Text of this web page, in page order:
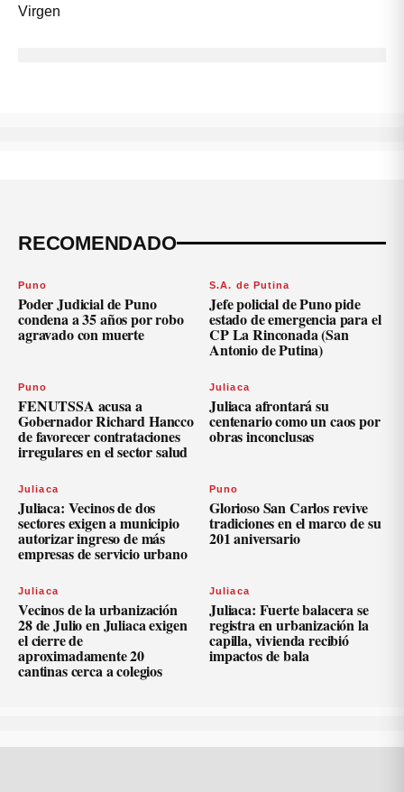
RECOMENDADO
Puno
Poder Judicial de Puno
condena a 35 años por robo
agravado con muerte
S.A. de Putina
Jefe policial de Puno pide
estado de emergencia para el
CP La Rinconada (San
Antonio de Putina)
Puno
FENUTSSA acusa a
Gobernador Richard Hancco
de favorecer contrataciones
irregulares en el sector salud
Juliaca
Juliaca afrontará su
centenario como un caos por
obras inconclusas
Juliaca
Juliaca: Vecinos de dos
sectores exigen a municipio
autorizar ingreso de más
empresas de servicio urbano
Puno
Glorioso San Carlos revive
tradiciones en el marco de su
201 aniversario
Juliaca
Vecinos de la urbanización
28 de Julio en Juliaca exigen
el cierre de
aproximadamente 20
cantinas cerca a colegios
Juliaca
Juliaca: Fuerte balacera se
registra en urbanización la
capilla, vivienda recibió
impactos de bala